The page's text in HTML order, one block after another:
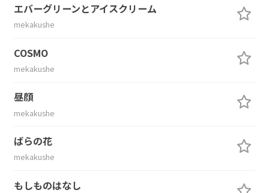
エバーグリーンとアイスクリーム
mekakushe
COSMO
mekakushe
昼顔
mekakushe
ばらの花
mekakushe
もしものはなし